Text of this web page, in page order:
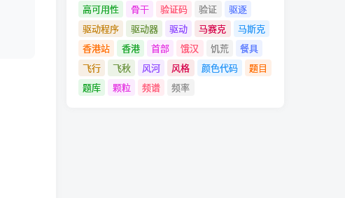
高可用性
骨干 验证码 验证
驱逐
驱动程序
驱动器 驱动 马赛克
马斯克
香港站
香港 首部 饿汉 饥荒
餐具
飞行
飞秋 风河 风格 颜色代码
题目
题库
颗粒 频谱 频率